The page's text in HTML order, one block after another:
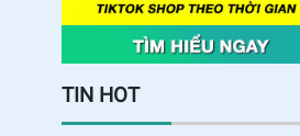
TIN HOT